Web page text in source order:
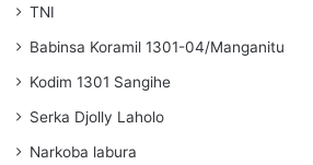
TNI
Babinsa Koramil 1301-04/Manganitu
Kodim 1301 Sangihe
Serka Djolly Laholo
Narkoba labura